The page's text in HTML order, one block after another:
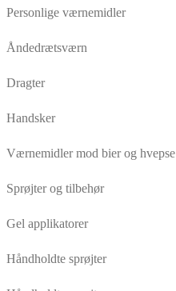
Personlige værnemidler
Åndedrætsværn
Dragter
Handsker
Værnemidler mod bier og hvepse
Sprøjter og tilbehør
Gel applikatorer
Håndholdte sprøjter